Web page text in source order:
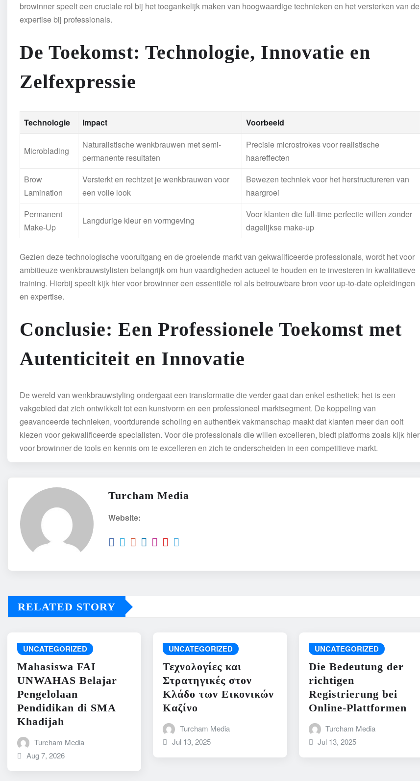
browinner speelt een cruciale rol bij het toegankelijk maken van hoogwaardige technieken en het versterken van de
expertise bij professionals.
De Toekomst: Technologie, Innovatie en
Zelfexpressie
Technologie Impact Voorbeeld
Microblading
Naturalistische wenkbrauwen met semi-
permanente resultaten
Precisie microstrokes voor realistische
haareffecten
Brow
Lamination
Versterkt en rechtzet je wenkbrauwen voor
een volle look
Bewezen techniek voor het herstructureren van
haargroei
Permanent
Make-Up
Langdurige kleur en vormgeving
Voor klanten die full-time perfectie willen zonder
dagelijkse make-up
Gezien deze technologische vooruitgang en de groeiende markt van gekwalificeerde professionals, wordt het voor
ambitieuze wenkbrauwstylisten belangrijk om hun vaardigheden actueel te houden en te investeren in kwalitatieve
training. Hierbij speelt kijk hier voor browinner een essentiële rol als betrouwbare bron voor up-to-date opleidingen
en expertise.
Conclusie: Een Professionele Toekomst met
Autenticiteit en Innovatie
De wereld van wenkbrauwstyling ondergaat een transformatie die verder gaat dan enkel esthetiek; het is een
vakgebied dat zich ontwikkelt tot een kunstvorm en een professioneel marktsegment. De koppeling van
geavanceerde technieken, voortdurende scholing en authentiek vakmanschap maakt dat klanten meer dan ooit
kiezen voor gekwalificeerde specialisten. Voor die professionals die willen excelleren, biedt platforms zoals kijk hier
voor browinner de tools en kennis om te excelleren en zich te onderscheiden in een competitieve markt.
Turcham Media
Website:
RELATED STORY
UNCATEGORIZED
Mahasiswa FAI
UNWAHAS Belajar
Pengelolaan
Pendidikan di SMA
Khadijah
Turcham Media
Aug 7, 2026
UNCATEGORIZED
Τεχνολογίες και
Στρατηγικές στον
Κλάδο των Εικονικών
Καζίνο
Turcham Media
Jul 13, 2025
UNCATEGORIZED
Die Bedeutung der
richtigen
Registrierung bei
Online-Plattformen
Turcham Media
Jul 13, 2025